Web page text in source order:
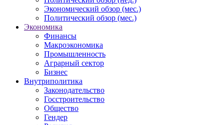
Экономический обзор (мес.)
Политический обзор (мес.)
Экономика
Финансы
Макроэкономика
Промышленность
Аграрный сектор
Бизнес
Внутриполитика
Законодательство
Госстроительство
Общество
Гендер